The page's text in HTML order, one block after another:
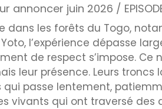
annoncer juin 2026 /
dans les forêts du Togo,
l’expérience dépasse
de respect s’impose. Ce
leur présence. Leurs troncs
passe lentement,
vivants qui ont traversé des